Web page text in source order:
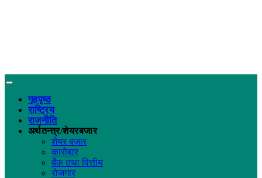
गृहपृष्ठ
राष्ट्रिय
राजनीति
अर्थतन्त्र/शेयरबजार
शेयर बजार
कारोबार
बैंक तथा वित्तीय
रोजगार